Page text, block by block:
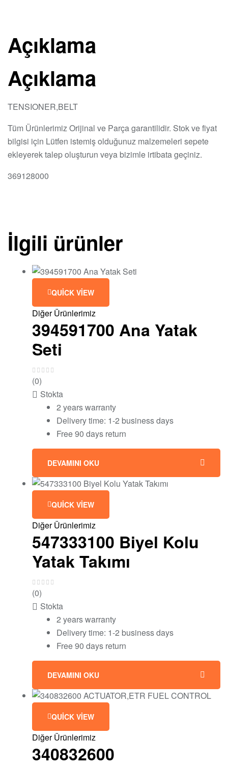
Açıklama
Açıklama
TENSIONER,BELT
Tüm Ürünlerimiz Orijinal ve Parça garantilidir. Stok ve fiyat
bilgisi için Lütfen istemiş olduğunuz malzemeleri sepete
ekleyerek talep oluşturun veya bizimle irtibata geçiniz.
369128000
İlgili ürünler
QUICK VIEW
Diğer Ürünlerimiz
394591700 Ana Yatak
Seti
(0)
Stokta
2 years warranty
Delivery time: 1-2 business days
Free 90 days return
DEVAMINI OKU
QUICK VIEW
Diğer Ürünlerimiz
547333100 Biyel Kolu
Yatak Takımı
(0)
Stokta
2 years warranty
Delivery time: 1-2 business days
Free 90 days return
DEVAMINI OKU
QUICK VIEW
Diğer Ürünlerimiz
340832600